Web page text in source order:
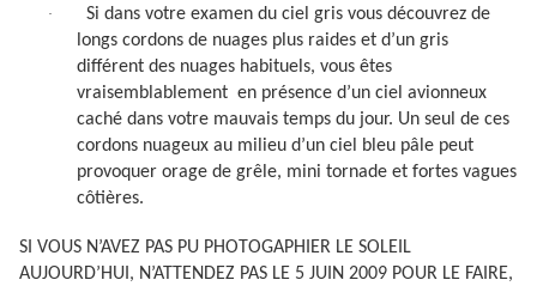
·
Si dans votre examen du ciel gris vous découvrez de
longs cordons de nuages plus raides et d’un gris
différent des nuages habituels, vous êtes
vraisemblablement en présence d’un ciel avionneux
caché dans votre mauvais temps du jour. Un seul de ces
cordons nuageux au milieu d’un ciel bleu pâle peut
provoquer orage de grêle, mini tornade et fortes vagues
côtières.
SI VOUS N’AVEZ PAS PU PHOTOGAPHIER LE SOLEIL
AUJOURD’HUI, N’ATTENDEZ PAS LE 5 JUIN 2009 POUR LE FAIRE,